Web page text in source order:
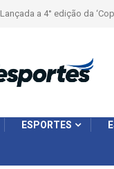
Liga 2026: Equipes rompem
ESPORTES